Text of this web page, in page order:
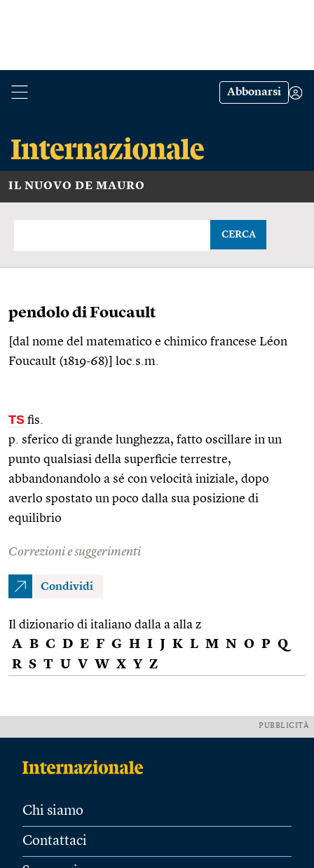
Abbonarsi
IL NUOVO DE MAURO
CERCA
pendolo di Foucault
[dal nome del matematico e chimico francese Léon
Foucault (1819-68)] loc.s.m.
TS fis.
p. sferico di grande lunghezza, fatto oscillare in un
punto qualsiasi della superficie terrestre,
abbandonandolo a sé con velocità iniziale, dopo
averlo spostato un poco dalla sua posizione di
equilibrio
Correzioni e suggerimenti
Condividi
Il dizionario di italiano dalla a alla z
A B C D E F G H I J K L M N O P Q
R S T U V W X Y Z
PUBBLICITÀ
Chi siamo
Contattaci